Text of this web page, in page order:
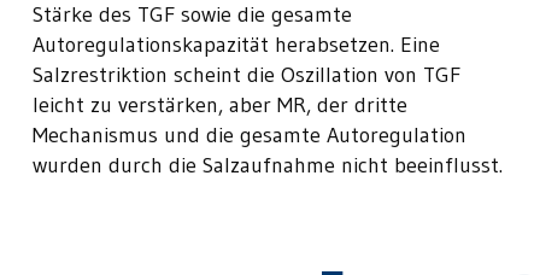
Stärke des TGF sowie die gesamte
Autoregulationskapazität herabsetzen. Eine
Salzrestriktion scheint die Oszillation von TGF
leicht zu verstärken, aber MR, der dritte
Mechanismus und die gesamte Autoregulation
wurden durch die Salzaufnahme nicht beeinflusst.